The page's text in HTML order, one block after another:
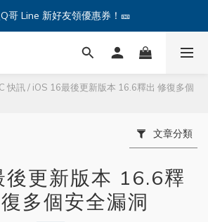
17 全系列熱銷中🔥點我購買 — !
哥 Line 新好友領優惠券！🎫
17 全系列熱銷中🔥點我購買 — !
快訊/ iOS 16最後更新版本 16.6釋出 修復多個
文章分類
更新版本 16.6釋
多個安全漏洞